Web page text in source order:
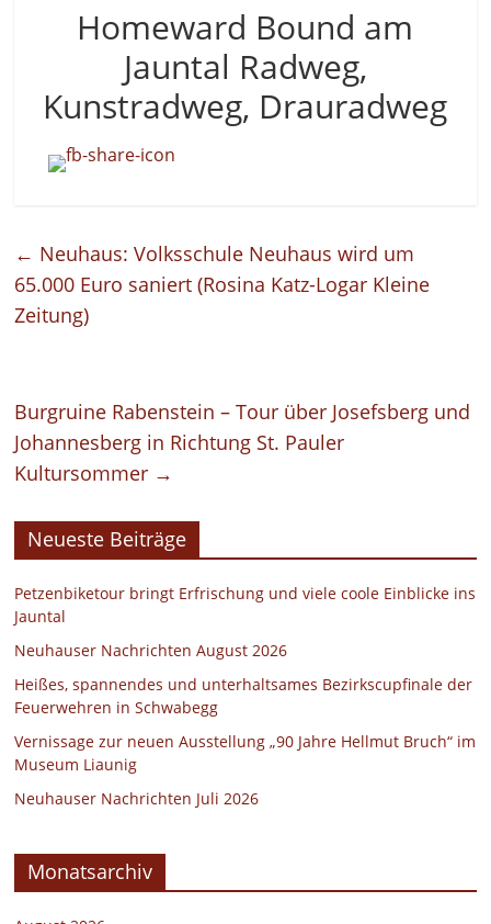
Homeward Bound am
Jauntal Radweg,
Kunstradweg, Drauradweg
← Neuhaus: Volksschule Neuhaus wird um
65.000 Euro saniert (Rosina Katz-Logar Kleine
Zeitung)
Burgruine Rabenstein – Tour über Josefsberg und
Johannesberg in Richtung St. Pauler
Kultursommer →
Neueste Beiträge
Petzenbiketour bringt Erfrischung und viele coole Einblicke ins
Jauntal
Neuhauser Nachrichten August 2026
Heißes, spannendes und unterhaltsames Bezirkscupfinale der
Feuerwehren in Schwabegg
Vernissage zur neuen Ausstellung „90 Jahre Hellmut Bruch“ im
Museum Liaunig
Neuhauser Nachrichten Juli 2026
Monatsarchiv